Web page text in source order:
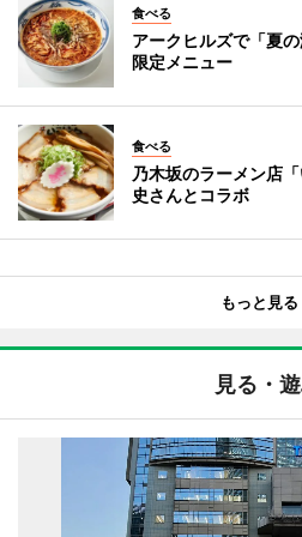
食べる
アークヒルズで「夏
限定メニュー
食べる
乃木坂のラーメン店
史さんとコラボ
もっと見る
見る・